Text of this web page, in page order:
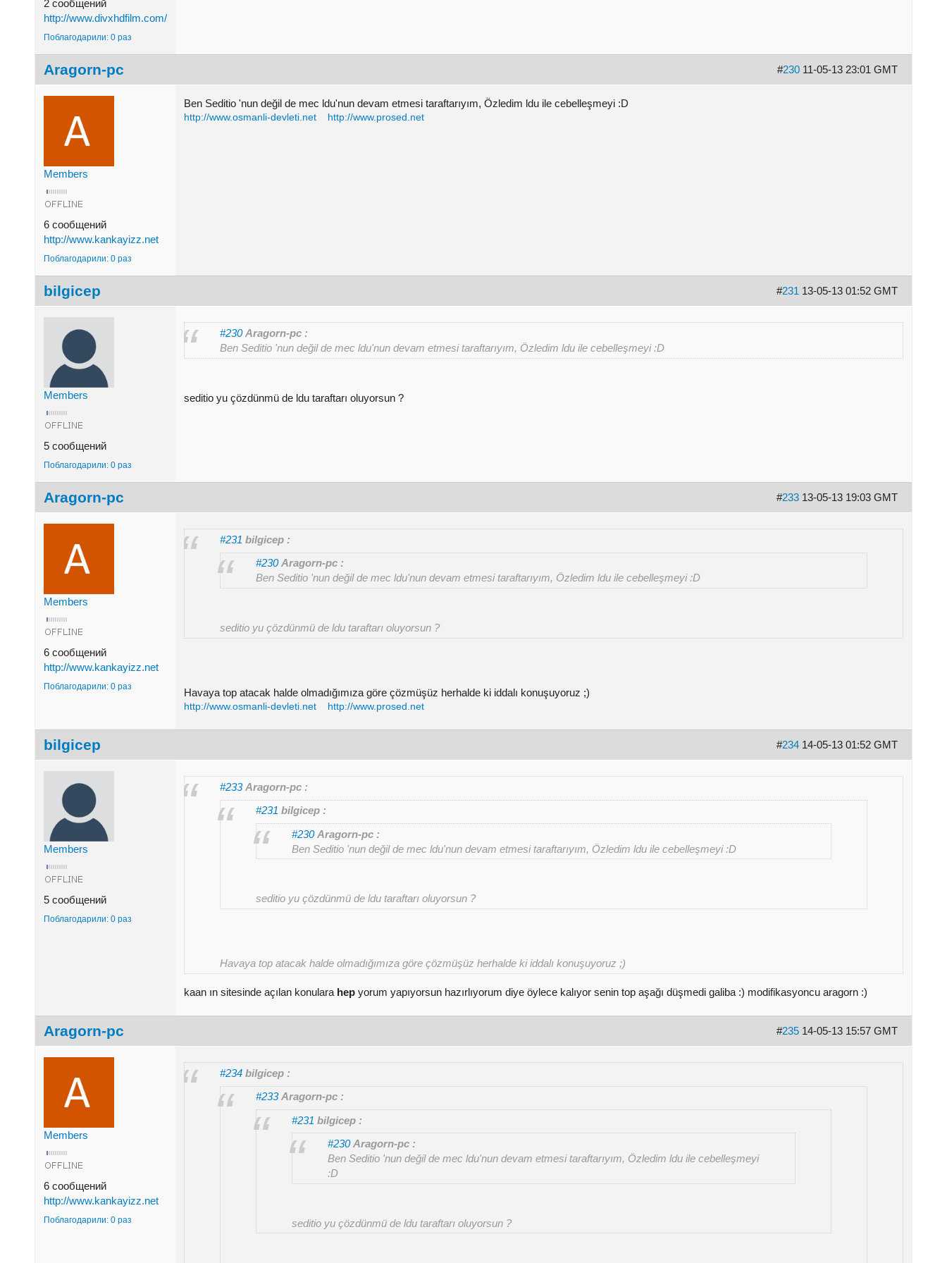
2 сообщений
http://www.divxhdfilm.com/
Поблагодарили: 0 раз
Aragorn-pc #230 11-05-13 23:01 GMT
Members
6 сообщений
http://www.kankayizz.net
Поблагодарили: 0 раз
Ben Seditio 'nun değil de mec ldu'nun devam etmesi taraftarıyım, Özledim ldu ile cebelleşmeyi :D
http://www.osmanli-devleti.net http://www.prosed.net
bilgicep #231 13-05-13 01:52 GMT
Members
5 сообщений
Поблагодарили: 0 раз
#230 Aragorn-pc :
Ben Seditio 'nun değil de mec ldu'nun devam etmesi taraftarıyım, Özledim ldu ile cebelleşmeyi :D
seditio yu çözdünmü de ldu taraftarı oluyorsun ?
Aragorn-pc #233 13-05-13 19:03 GMT
Members
6 сообщений
http://www.kankayizz.net
Поблагодарили: 0 раз
#231 bilgicep :
#230 Aragorn-pc :
Ben Seditio 'nun değil de mec ldu'nun devam etmesi taraftarıyım, Özledim ldu ile cebelleşmeyi :D
seditio yu çözdünmü de ldu taraftarı oluyorsun ?
Havaya top atacak halde olmadığımıza göre çözmüşüz herhalde ki iddalı konuşuyoruz ;)
http://www.osmanli-devleti.net http://www.prosed.net
bilgicep #234 14-05-13 01:52 GMT
Members
5 сообщений
Поблагодарили: 0 раз
#233 Aragorn-pc :
#231 bilgicep :
#230 Aragorn-pc :
Ben Seditio 'nun değil de mec ldu'nun devam etmesi taraftarıyım, Özledim ldu ile cebelleşmeyi :D
seditio yu çözdünmü de ldu taraftarı oluyorsun ?
Havaya top atacak halde olmadığımıza göre çözmüşüz herhalde ki iddalı konuşuyoruz ;)
kaan ın sitesinde açılan konulara hep yorum yapıyorsun hazırlıyorum diye öylece kalıyor senin top aşağı düşmedi galiba :) modifikasyoncu aragorn :)
Aragorn-pc #235 14-05-13 15:57 GMT
Members
6 сообщений
http://www.kankayizz.net
Поблагодарили: 0 раз
#234 bilgicep :
#233 Aragorn-pc :
#231 bilgicep :
#230 Aragorn-pc :
Ben Seditio 'nun değil de mec ldu'nun devam etmesi taraftarıyım, Özledim ldu ile cebelleşmeyi
:D
seditio yu çözdünmü de ldu taraftarı oluyorsun ?